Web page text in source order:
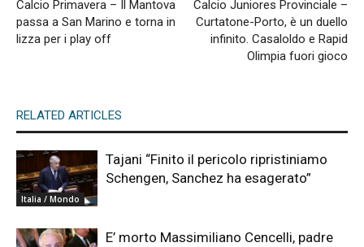
Calcio Primavera – Il Mantova
passa a San Marino e torna in
lizza per i play off
Calcio Juniores Provinciale –
Curtatone-Porto, è un duello
infinito. Casaloldo e Rapid
Olimpia fuori gioco
RELATED ARTICLES
Italia / Mondo
Tajani “Finito il pericolo ripristiniamo
Schengen, Sanchez ha esagerato”
E’ morto Massimiliano Cencelli, padre